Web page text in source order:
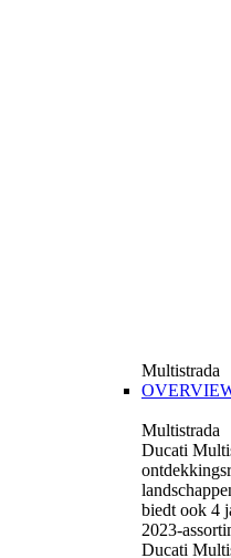
Multistrada
Multistrada
Ducati
biedt ook 4
2023-
Ducati